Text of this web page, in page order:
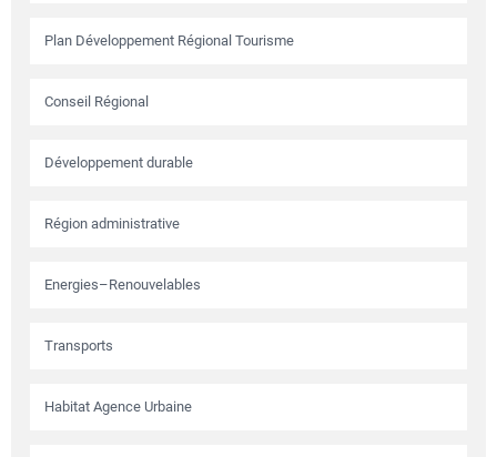
Plan Développement Régional Tourisme
Conseil Régional
Développement durable
Région administrative
Energies–Renouvelables
Transports
Habitat Agence Urbaine